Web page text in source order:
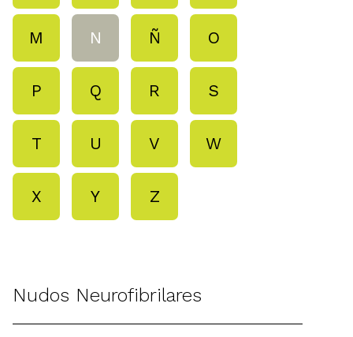
M N Ñ O
P Q R S
T U V W
X Y Z
Nudos Neurofibrilares